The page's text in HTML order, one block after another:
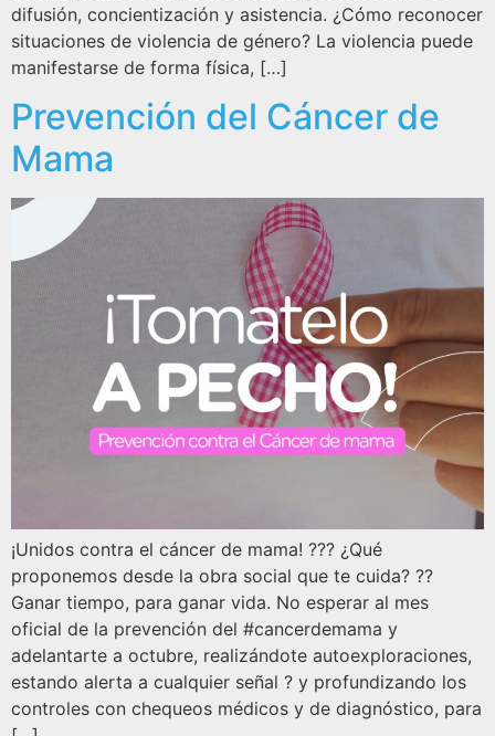
difusión, concientización y asistencia. ¿Cómo reconocer
situaciones de violencia de género? La violencia puede
manifestarse de forma física, […]
Prevención del Cáncer de
Mama
¡Unidos contra el cáncer de mama! ??? ¿Qué
proponemos desde la obra social que te cuida? ??
Ganar tiempo, para ganar vida. No esperar al mes
oficial de la prevención del #cancerdemama y
adelantarte a octubre, realizándote autoexploraciones,
estando alerta a cualquier señal ? y profundizando los
controles con chequeos médicos y de diagnóstico, para